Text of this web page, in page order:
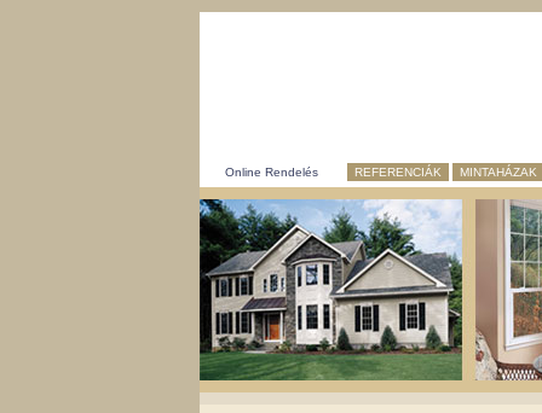
Online Rendelés REFERENCIÁK MINTAHÁZAK